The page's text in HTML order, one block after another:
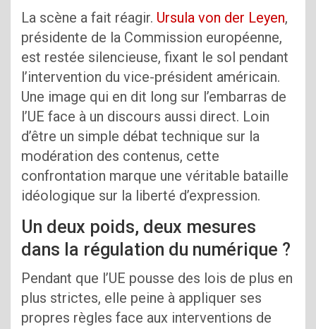
La scène a fait réagir. Ursula von der Leyen,
présidente de la Commission européenne,
est restée silencieuse, fixant le sol pendant
l’intervention du vice-président américain.
Une image qui en dit long sur l’embarras de
l’UE face à un discours aussi direct. Loin
d’être un simple débat technique sur la
modération des contenus, cette
confrontation marque une véritable bataille
idéologique sur la liberté d’expression.
Un deux poids, deux mesures
dans la régulation du numérique ?
Pendant que l’UE pousse des lois de plus en
plus strictes, elle peine à appliquer ses
propres règles face aux interventions de